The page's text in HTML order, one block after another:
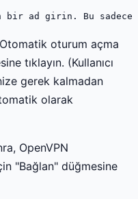
oturum açma
tıklayın. (Kullanıcı
gerek kalmadan
olarak
OpenVPN
"Bağlan" düğmesine